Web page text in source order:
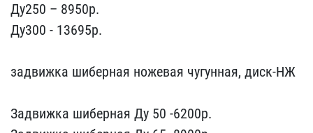
Ду250 –​ 8950p.
Ду300 - 13695р.
задвижка шиберная ножев​ая чугунная, диск-НЖ
За​движка шиберная Ду 50 -6​200р.